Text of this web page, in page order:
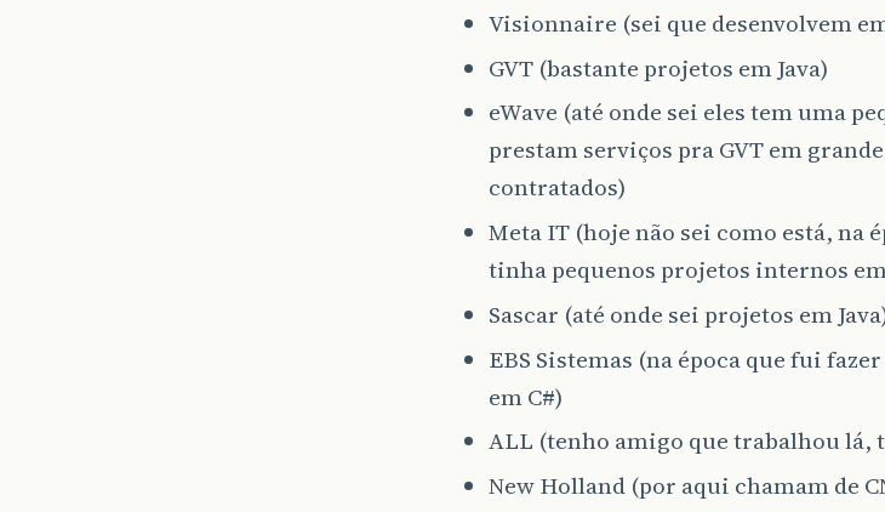
Visionnaire (sei que desenvolvem
GVT (bastante projetos em Java)
eWave (até onde sei eles tem uma
prestam serviços pra GVT em
contratados)
Meta IT (hoje não sei como está, na
tinha pequenos projetos internos em
Sascar (até onde sei projetos em
EBS Sistemas (na época que fui
em C#)
ALL (tenho amigo que trabalhou lá,
New Holland (por aqui chamam de